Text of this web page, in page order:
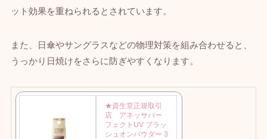
ット効果を重ねられるとされています。
また、日傘やサングラスなどの物理対策を組み合わせると、
うっかり日焼けをさらに防ぎやすくなります。
★資生堂正規取引
店 アネッサパー
フェクトUV ブラッ
シュオンパウダー 3